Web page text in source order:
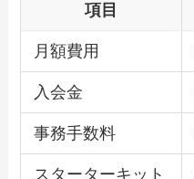
項目
月額費用
入会金
事務手数料
スターターキット